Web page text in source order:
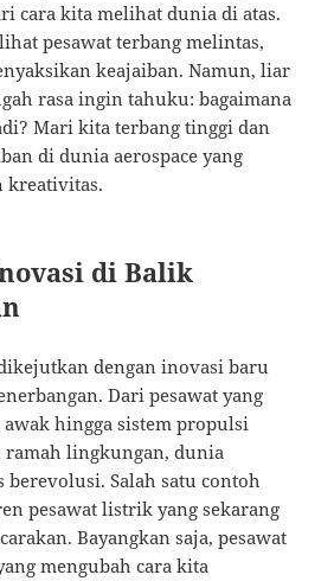
cara kita melihat dunia di atas.
pesawat terbang melintas,
keajaiban. Namun, liar
rasa ingin tahuku: bagaimana
Mari kita terbang tinggi dan
di dunia aerospace yang
kreativitas.
di Balik
dengan inovasi baru
Dari pesawat yang
awak hingga sistem propulsi
ramah lingkungan, dunia
berevolusi. Salah satu contoh
pesawat listrik yang sekarang
Bayangkan saja, pesawat
mengubah cara kita